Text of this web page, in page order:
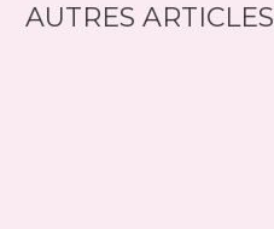
AUTRES ARTICLES